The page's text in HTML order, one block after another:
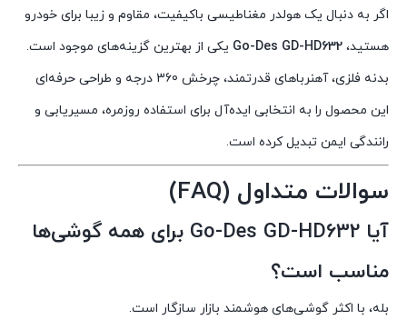
اگر به دنبال یک هولدر مغناطیسی باکیفیت، مقاوم و زیبا برای خودرو
هستید، Go-Des GD-HD632 یکی از بهترین گزینه‌های موجود است.
بدنه فلزی، آهنرباهای قدرتمند، چرخش 360 درجه و طراحی حرفه‌ای
این محصول را به انتخابی ایده‌آل برای استفاده روزمره، مسیریابی و
رانندگی ایمن تبدیل کرده است.
سوالات متداول (FAQ)
آیا Go-Des GD-HD632 برای همه گوشی‌ها
مناسب است؟
بله، با اکثر گوشی‌های هوشمند بازار سازگار است.